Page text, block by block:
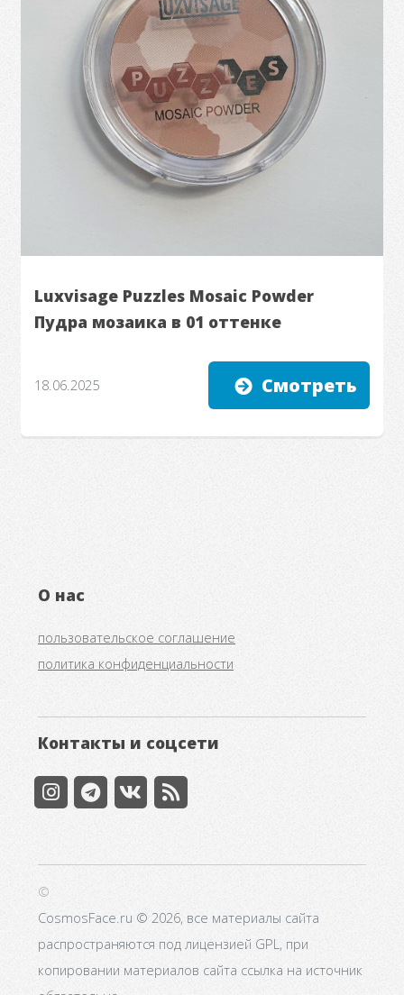
Luxvisage Puzzles Mosaic Powder
Пудра мозаика в 01 оттенке
18.06.2025 Смотреть
О нас
пользовательское соглашение
политика конфиденциальности
Контакты и соцсети
©
CosmosFace.ru © 2026, все материалы сайта
распространяются под лицензией GPL, при
копировании материалов сайта ссылка на источник